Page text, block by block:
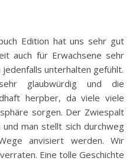
Edition hat uns sehr gut
auch für Erwachsene sehr
unterhalten gefühlt.
glaubwürdig und die
herpber, da viele viele
sorgen. Der Zwiespalt
man stellt sich durchweg
anvisiert werden. Wir
Eine tolle Geschichte